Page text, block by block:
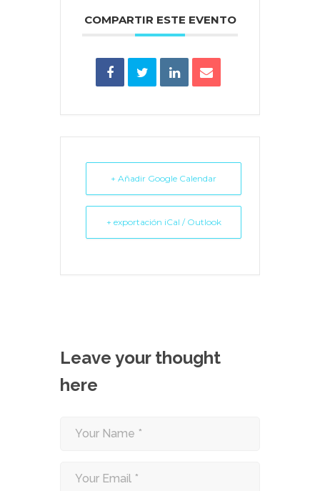
COMPARTIR ESTE EVENTO
+ Añadir Google Calendar
+ exportación iCal / Outlook
Leave your thought
here